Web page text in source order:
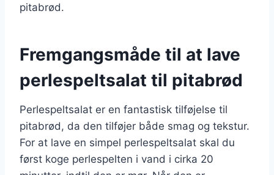
pitabrød.
Fremgangsmåde til at lave
perlespeltsalat til pitabrød
Perlespeltsalat er en fantastisk tilføjelse til
pitabrød, da den tilføjer både smag og tekstur.
For at lave en simpel perlespeltsalat skal du
først koge perlespelten i vand i cirka 20